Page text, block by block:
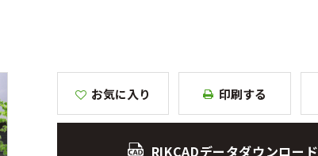
お気に入り 印刷する
RIKCADデータダウンロード